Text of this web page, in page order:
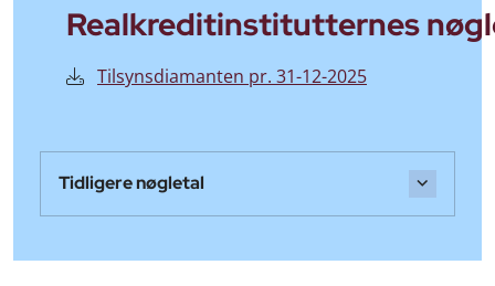
Realkreditinstitutternes
Tilsynsdiamanten pr. 31-12-2025
Tidligere nøgletal